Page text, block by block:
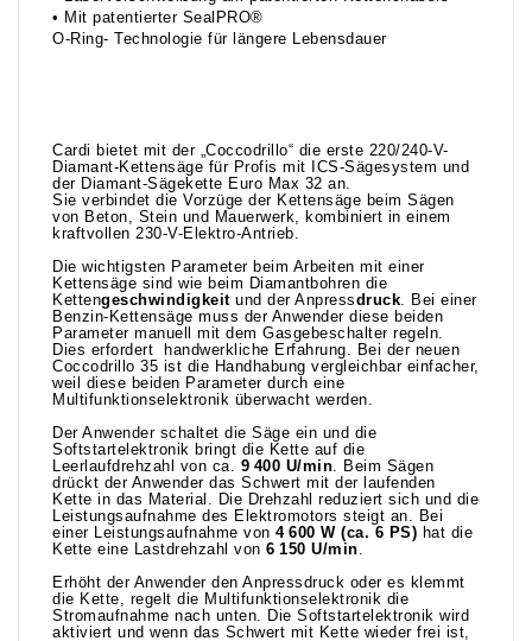
• Mit patentierter SealPRO®
O-Ring- Technologie für längere Lebensdauer
Cardi bietet mit der „Coccodrillo“ die erste 220/240-V-
Diamant-Kettensäge für Profis mit ICS-Sägesystem und
der Diamant-Sägekette Euro Max 32 an.
Sie verbindet die Vorzüge der Kettensäge beim Sägen
von Beton, Stein und Mauerwerk, kombiniert in einem
kraftvollen 230-V-Elektro-Antrieb.
Die wichtigsten Parameter beim Arbeiten mit einer
Kettensäge sind wie beim Diamantbohren die
Kettengeschwindigkeitund der Anpressdruck. Bei einer
Benzin-Kettensäge muss der Anwender diese beiden
Parameter manuell mit dem Gasgebeschalter regeln.
Dies erfordert handwerkliche Erfahrung. Bei der neuen
Coccodrillo 35 ist die Handhabung vergleichbar einfacher,
weil diese beiden Parameter durch eine
Multifunktionselektronik überwacht werden.
Der Anwender schaltet die Säge ein und die
Softstartelektronik bringt die Kette auf die
Leerlaufdrehzahl von ca. 9 400 U/min. Beim Sägen
drückt der Anwender das Schwert mit der laufenden
Kette in das Material. Die Drehzahl reduziert sich und die
Leistungsaufnahme des Elektromotors steigt an. Bei
einer Leistungsaufnahme von 4 600 W (ca. 6 PS) hat die
Kette eine Lastdrehzahl von 6 150 U/min.
Erhöht der Anwender den Anpressdruck oder es klemmt
die Kette, regelt die Multifunktionselektronik die
Stromaufnahme nach unten. Die Softstartelektronik wird
aktiviert und wenn das Schwert mit Kette wieder frei ist,